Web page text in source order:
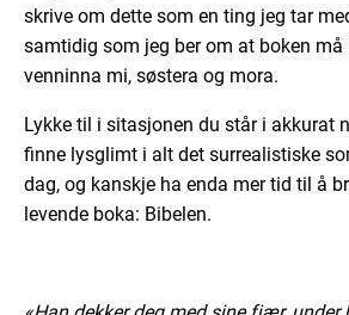
skrive om dette som en ting jeg tar
samtidig som jeg ber om at boken må
venninna mi, søstera og mora.
Lykke til i sitasjonen du står i akkurat
finne lysglimt i alt det surrealistiske
dag, og kanskje ha enda mer tid til å
levende boka: Bibelen.